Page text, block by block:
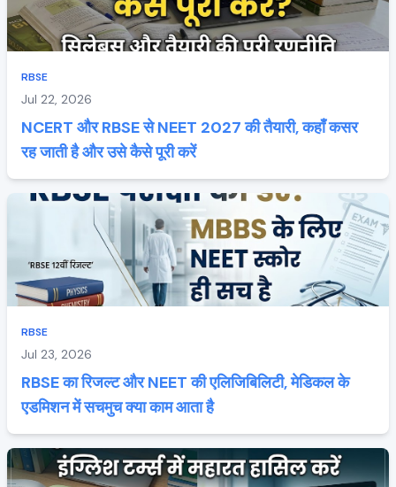
RBSE
Jul 22, 2026
NCERT और RBSE से NEET 2027 की तैयारी, कहाँ कसर
रह जाती है और उसे कैसे पूरी करें
RBSE
Jul 23, 2026
RBSE का रिजल्ट और NEET की एलिजिबिलिटी, मेडिकल के
एडमिशन में सचमुच क्या काम आता है